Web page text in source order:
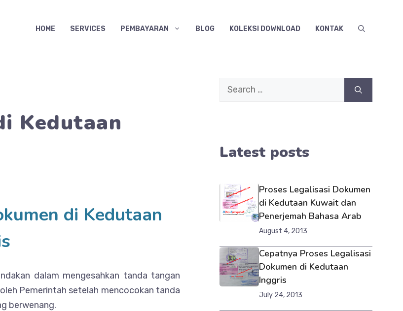
HOME SERVICES PEMBAYARAN BLOG KOLEKSI DOWNLOAD KONTAK
Kedutaan
di Kedutaan
dalam mengesahkan tanda tangan
Pemerintah setelah mencocokan tanda
berwenang.
Search
Latest posts
Proses Legalisasi Dokumen
di Kedutaan Kuwait dan
Penerjemah Bahasa Arab
August 4, 2013
Cepatnya Proses Legalisasi
Dokumen di Kedutaan
Inggris
July 24, 2013